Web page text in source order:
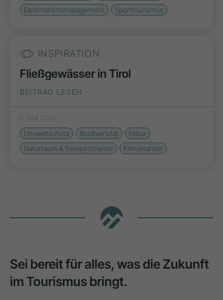
Destinationsmanagement
Sporttourismus
INSPIRATION
Fließgewässer in Tirol
BEITRAG LESEN
12. Mai 2026
Umweltschutz
Biodiversität
Natur
Naturraum & Bersporttrends
Klimawandel
Sei bereit für alles, was die Zukunft
im Tourismus bringt.